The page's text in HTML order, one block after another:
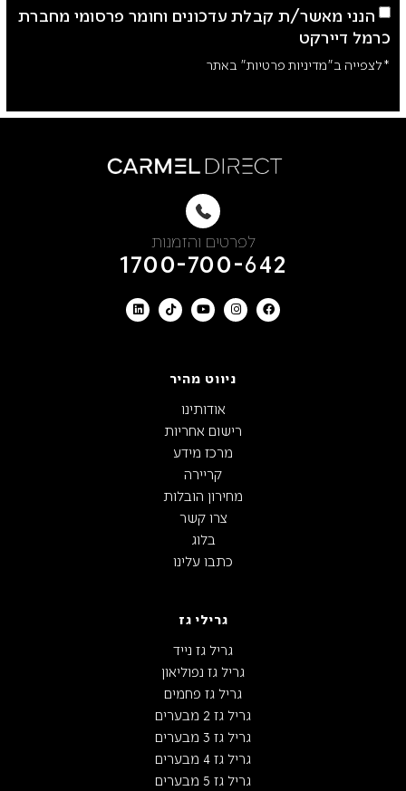
הנני מאשר/ת קבלת עדכונים וחומר פרסומי מחברת
כרמל דיירקט
*לצפייה ב"מדיניות פרטיות" באתר
לפרטים והזמנות
1700-700-642
ניווט מהיר
אודותינו
רישום אחריות
מרכז מידע
קריירה
מחירון הובלות
צרו קשר
בלוג
כתבו עלינו
גרילי גז
גריל גז נייד
גריל גז נפוליאון
גריל גז פחמים
גריל גז 2 מבערים
גריל גז 3 מבערים
גריל גז 4 מבערים
גריל גז 5 מבערים